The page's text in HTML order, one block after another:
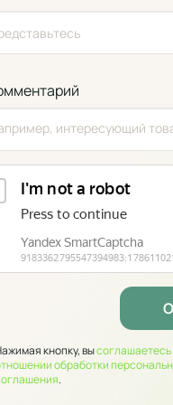
кнопку, высоглашаетесь
обработки
.